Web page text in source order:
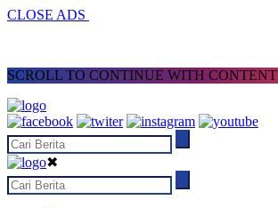
CLOSE ADS
SCROLL TO CONTINUE WITH CONTENT
✖